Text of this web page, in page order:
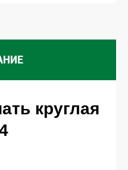
круглая